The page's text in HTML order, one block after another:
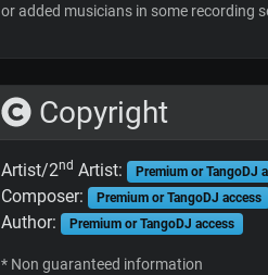
or added musicians in some recording
Copyright
Artist/2nd Artist: Premium or TangoDJ
Composer: Premium or TangoDJ access
Author: Premium or TangoDJ access
* Non guaranteed information